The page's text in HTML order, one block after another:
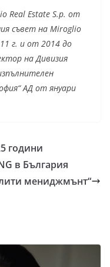
Real Estate S.p. от
съвет на Miroglio
г. и от 2014 до
на Дивизия
АД от януари
години
в България
мениджмънт“